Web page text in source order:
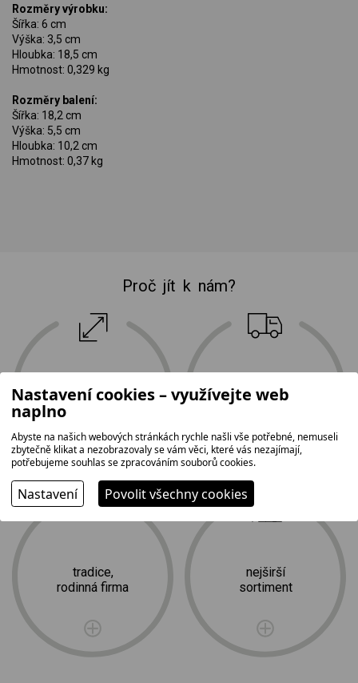
Rozměry výrobku:
Šířka: 6 cm
Výška: 3,5 cm
Hloubka: 18,5 cm
Hmotnost: 0,329 kg
Rozměry balení:
Šířka: 18,2 cm
Výška: 5,5 cm
Hloubka: 10,2 cm
Hmotnost: 0,37 kg
Proč jít k nám?
plocha na Vysočině
tradice,
rodinná firma
a profesionální
nejširší
sortiment
Nastavení cookies – využívejte web
naplno
Abyste na našich webových stránkách rychle našli vše potřebné, nemuseli
zbytečně klikat a nezobrazovaly se vám věci, které vás nezajímají,
potřebujeme souhlas se zpracováním souborů cookies.
Nastavení Povolit všechny cookies